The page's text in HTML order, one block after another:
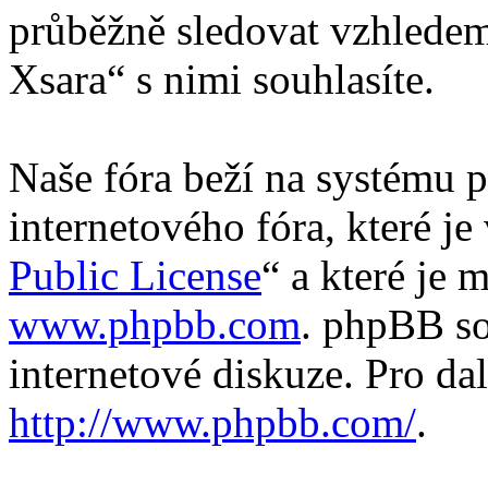
průběžně sledovat
Xsara“ s nimi souhlasíte.
Naše fóra beží na systému
internetového fóra, které
Public License“ a které je
www.phpbb.com. phpBB
internetové diskuze. Pro
http://www.phpbb.com/.